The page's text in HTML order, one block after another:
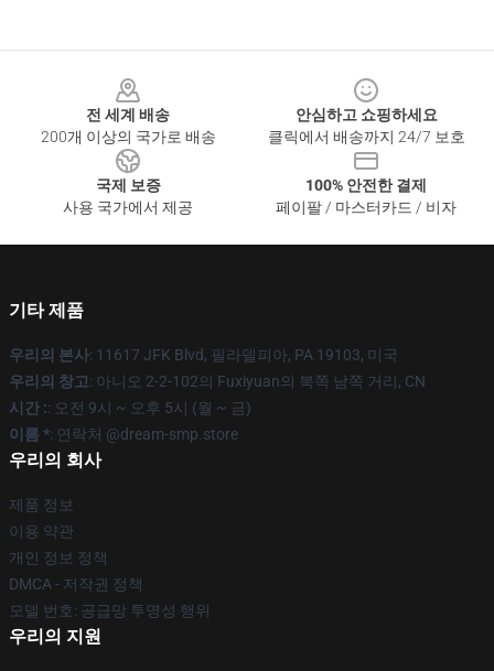
전 세계 배송
200개 이상의 국가로 배송
안심하고 쇼핑하세요
클릭에서 배송까지 24/7 보호
국제 보증
사용 국가에서 제공
100% 안전한 결제
페이팔 / 마스터카드 / 비자
기타 제품
우리의 본사: 11617 JFK Blvd, 필라델피아, PA 19103, 미국
우리의 창고: 아니오 2-2-102의 Fuxiyuan의 북쪽 남쪽 거리, CN
시간 :: 오전 9시 ~ 오후 5시 (월 ~ 금)
이름 *: 연락처 @dream-smp.store
우리의 회사
제품 정보
이용 약관
개인 정보 정책
DMCA - 저작권 정책
모델 번호: 공급망 투명성 행위
우리의 지원